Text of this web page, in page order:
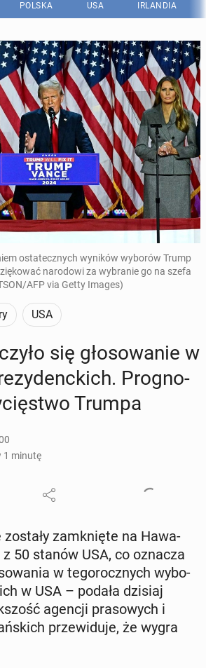
POLSKA USA IRLANDIA
ostatecznych wyników wyborów Trump
narodowi za wybranie go na szefa
AFP via Getty Images)
USA
się gło­so­wa­nie w
Pro­gno­
Trumpa
1 minutę
zostały za­mknię­te na Ha­wa­
50 stanów USA, co oznacza
w te­go­rocz­nych wy­bo­
w USA – podała dzisiaj
agencji pra­so­wych i
prze­wi­du­je, że wygra